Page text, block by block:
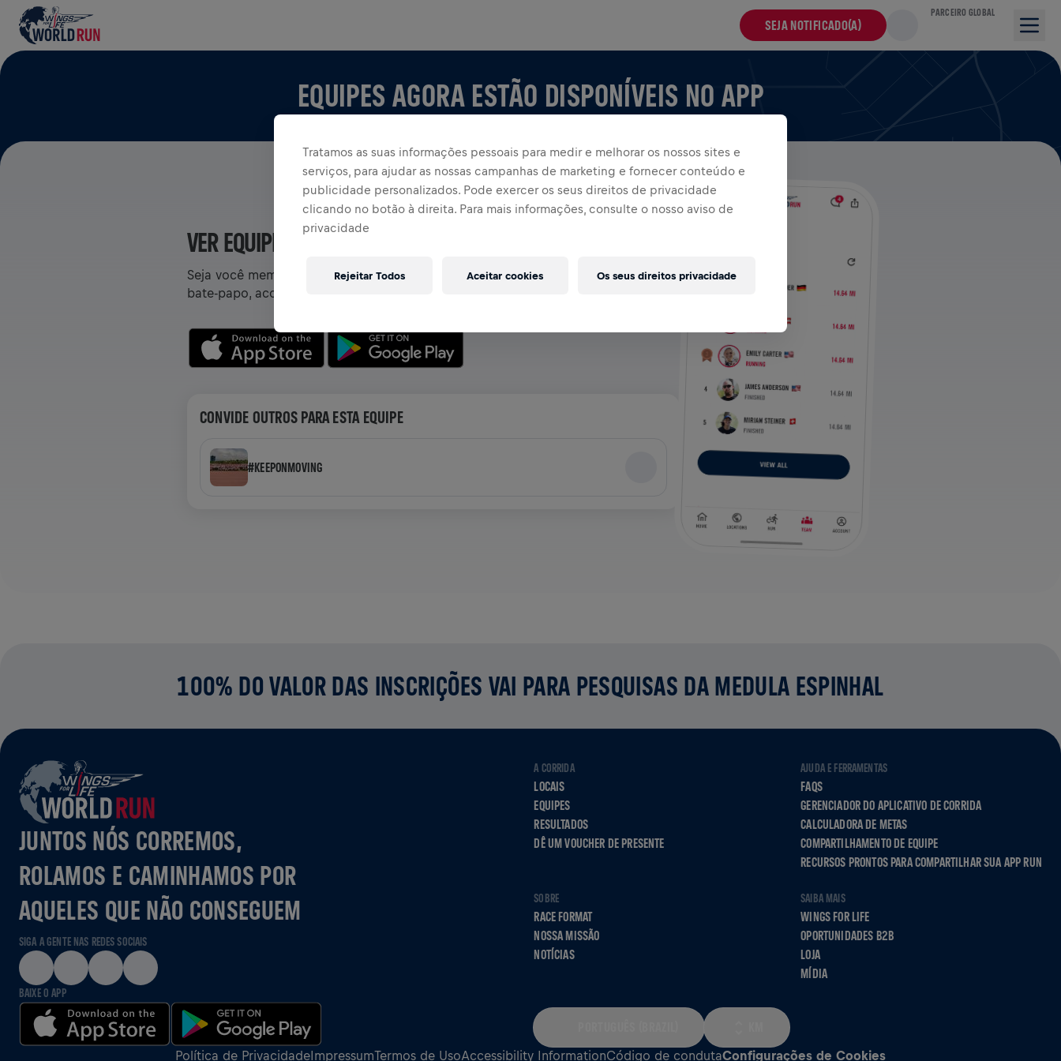
SEJA NOTIFICADO(A)
PARCEIRO GLOBAL
EQUIPES AGORA ESTÃO DISPONÍVEIS NO APP
VER EQUIPES NO APP
Seja você membro de uma equipe ou crie a sua própria, explore tudo no app —
bate-papo, acompanhe sua classificação e celebre junto.
CONVIDE OUTROS PARA ESTA EQUIPE
#KEEPONMOVING
100% DO VALOR DAS INSCRIÇÕES VAI PARA PESQUISAS DA MEDULA ESPINHAL
JUNTOS NÓS CORREMOS,
ROLAMOS E CAMINHAMOS POR
AQUELES QUE NÃO CONSEGUEM
SIGA A GENTE NAS REDES SOCIAIS
BAIXE O APP
A CORRIDA
LOCAIS
EQUIPES
RESULTADOS
DÊ UM VOUCHER DE PRESENTE
AJUDA E FERRAMENTAS
FAQS
GERENCIADOR DO APLICATIVO DE CORRIDA
CALCULADORA DE METAS
COMPARTILHAMENTO DE EQUIPE
RECURSOS PRONTOS PARA COMPARTILHAR SUA APP RUN
SOBRE
RACE FORMAT
NOSSA MISSÃO
NOTÍCIAS
SAIBA MAIS
WINGS FOR LIFE
OPORTUNIDADES B2B
LOJA
MÍDIA
Política de PrivacidadeImpressumTermos de UsoAccessibility InformationCódigo de condutaConfigurações de Cookies
Tratamos as suas informações pessoais para medir e melhorar os nossos sites e
serviços, para ajudar as nossas campanhas de marketing e fornecer conteúdo e
publicidade personalizados. Pode exercer os seus direitos de privacidade
clicando no botão à direita. Para mais informações, consulte o nosso aviso de
privacidade
Os seus direitos privacidade
Rejeitar Todos Aceitar cookies